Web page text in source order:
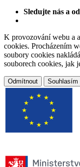
Sledujte nás a
K provozování webu a
cookies. Procházením
soubory cookies
souborech cookies, jak
Odmítnout Souhlasím